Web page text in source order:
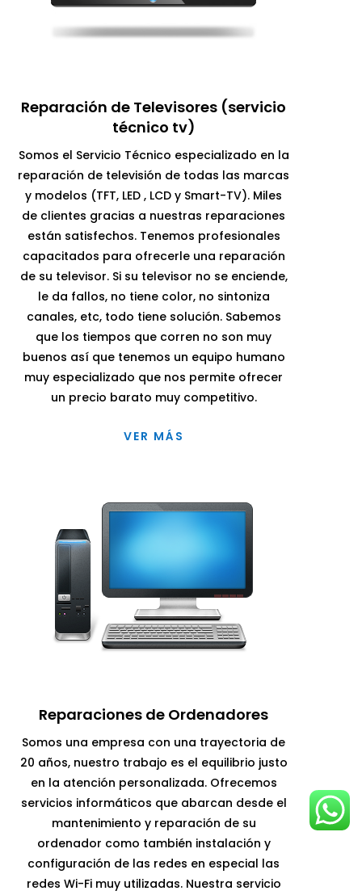
Reparación de Televisores (servicio
técnico tv)
Somos el Servicio Técnico especializado en la
reparación de televisión de todas las marcas
y modelos (TFT, LED , LCD y Smart-TV). Miles
de clientes gracias a nuestras reparaciones
están satisfechos. Tenemos profesionales
capacitados para ofrecerle una reparación
de su televisor. Si su televisor no se enciende,
le da fallos, no tiene color, no sintoniza
canales, etc, todo tiene solución. Sabemos
que los tiempos que corren no son muy
buenos así que tenemos un equipo humano
muy especializado que nos permite ofrecer
un precio barato muy competitivo.
VER MÁS
Reparaciones de Ordenadores
Somos una empresa con una trayectoria de
20 años, nuestro trabajo es el equilibrio justo
en la atención personalizada. Ofrecemos
servicios informáticos que abarcan desde el
mantenimiento y reparación de su
ordenador como también instalación y
configuración de las redes en especial las
redes Wi-Fi muy utilizadas. Nuestra servicio